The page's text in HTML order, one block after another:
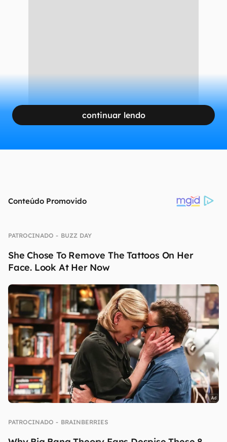
continuar lendo